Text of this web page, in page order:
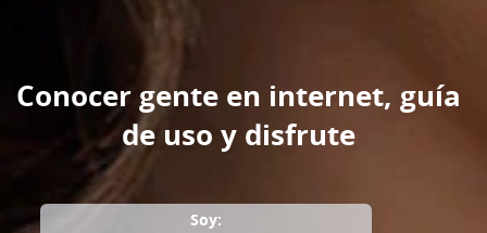
Conocer gente en internet, guía
de uso y disfrute
Soy: